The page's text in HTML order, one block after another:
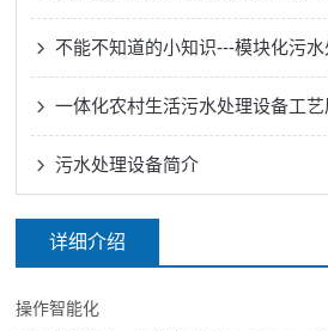
一体化农村生活污水处理设备工
污水处理设备简介
详细介绍
操作智能化